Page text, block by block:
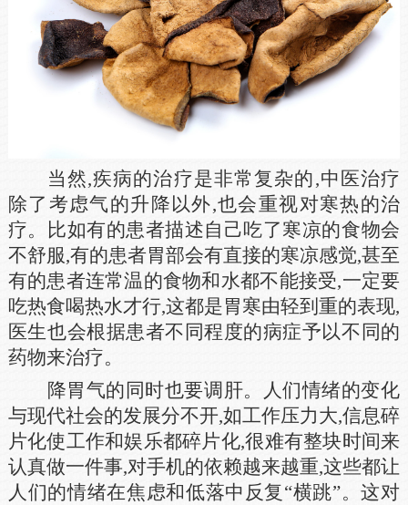
当然,疾病的治疗是非常复杂的,中医治疗
除了考虑气的升降以外,也会重视对寒热的治
疗。比如有的患者描述自己吃了寒凉的食物会
不舒服,有的患者胃部会有直接的寒凉感觉,甚至
有的患者连常温的食物和水都不能接受,一定要
吃热食喝热水才行,这都是胃寒由轻到重的表现,
医生也会根据患者不同程度的病症予以不同的
药物来治疗。
降胃气的同时也要调肝。人们情绪的变化
与现代社会的发展分不开,如工作压力大,信息碎
片化使工作和娱乐都碎片化,很难有整块时间来
认真做一件事,对手机的依赖越来越重,这些都让
人们的情绪在焦虑和低落中反复“横跳”。这对